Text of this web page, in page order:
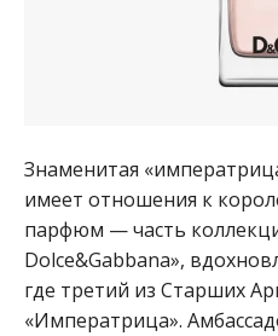
Знаменитая
имеет отношения к
парфюм — часть
Dolce&Gabbana»,
где третий из Старших
«Императрица».